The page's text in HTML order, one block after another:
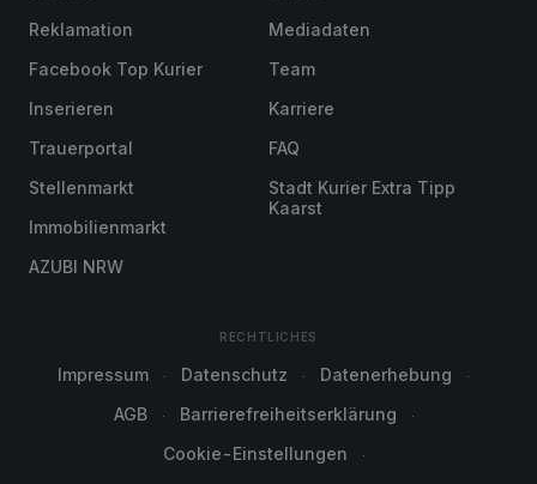
Reklamation
Facebook Top Kurier
Inserieren
Trauerportal
Stellenmarkt
Immobilienmarkt
AZUBI NRW
Mediadaten
Team
Karriere
FAQ
Stadt Kurier Extra Tipp
Kaarst
RECHTLICHES
Impressum Datenschutz
Datenerhebung
AGB
Barrierefreiheitserklärung
Cookie-Einstellungen